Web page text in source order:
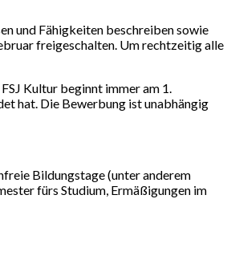
und Fähigkeiten beschreiben sowie
freigeschalten. Um rechtzeitig alle
Kultur beginnt immer am 1.
hat. Die Bewerbung ist unabhängig
Bildungstage (unter anderem
fürs Studium, Ermäßigungen im